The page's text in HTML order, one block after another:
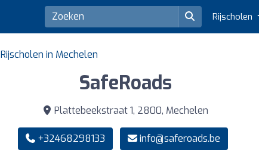
Rijscholen
Rijscholen in Mechelen
SafeRoads
Plattebeekstraat 1, 2800, Mechelen
+32468298133 info@saferoads.be